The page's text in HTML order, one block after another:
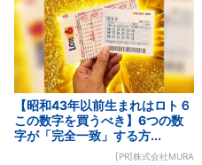
【昭和43年以前生まれはロト６
この数字を買うべき】6つの数
字が「完全一致」する方...
[PR]株式会社MURA